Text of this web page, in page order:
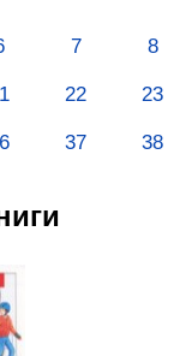
7 8
22 23
37 38